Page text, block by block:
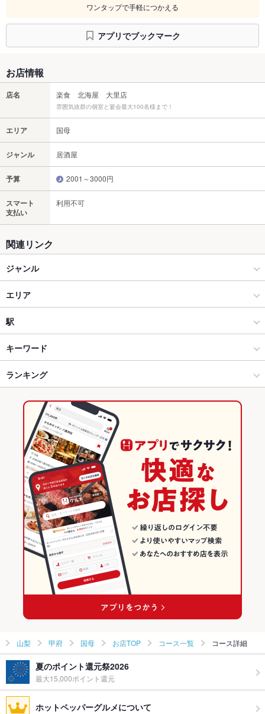
ワンタップで手軽につかえる
アプリでブックマーク
お店情報
店名 楽食 北海屋 大里店
雰囲気抜群の個室と宴会最大100名様まで！
エリア 国母
ジャンル 居酒屋
予算 2001～3000円
スマート
支払い
利用不可
関連リンク
ジャンル
居酒屋
和風
甲府 × 居酒屋
甲府 × 和風
国母駅 × 居酒屋
国母駅 × 和風
ダイニングバー・バル
和風・創作
甲府 × ダイニングバー・バル
甲府 × 和風・創作
国母駅 × ダイニングバー・バル
国母駅 × 和風・創作
エリア
国母
国母 × 居酒屋
国母 × 和風
国母 × ダイニングバー・バル
国母 × 和風・創作
山梨 × 居酒屋
山梨 × 和風
山梨 × ダイニングバー・バル
山梨 × 和風・創作
駅
国母駅
キーワード
手羽先 からあげ
ステーキ シーフード
ランキング
山梨のグルメランキング
山梨の居酒屋ランキング
甲府のグルメランキング
甲府の居酒屋ランキング
国母のグルメランキング
国母の居酒屋ランキング
山梨 甲府 国母 お店TOP コース一覧 コース詳細
夏のポイント還元祭2026
最大15,000ポイント還元
ホットペッパーグルメについて